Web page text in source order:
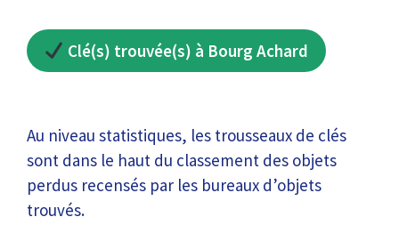
Clé(s) trouvée(s) à Bourg Achard
Au niveau statistiques, les trousseaux de clés
sont dans le haut du classement des objets
perdus recensés par les bureaux d’objets
trouvés.